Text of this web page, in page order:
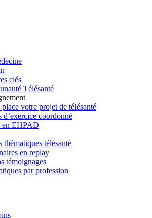
clés
Télésanté
votre projet de télésanté
d’exercice coordonné
en EHPAD
thématiques télésanté
en replay
témoignages
par profession